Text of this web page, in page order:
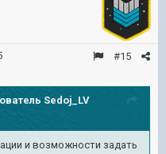
#15
Sedoj_LV
и возможности задать